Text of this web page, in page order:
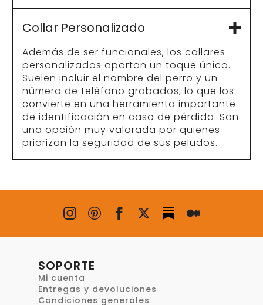
Collar Personalizado
Además de ser funcionales, los collares
personalizados aportan un toque único.
Suelen incluir el nombre del perro y un
número de teléfono grabados, lo que los
convierte en una herramienta importante
de identificación en caso de pérdida. Son
una opción muy valorada por quienes
priorizan la seguridad de sus peludos.
SOPORTE
Mi cuenta
Entregas y devoluciones
Condiciones generales